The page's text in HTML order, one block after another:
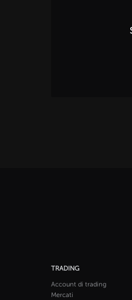
TRADING
Account di trading
Mercati